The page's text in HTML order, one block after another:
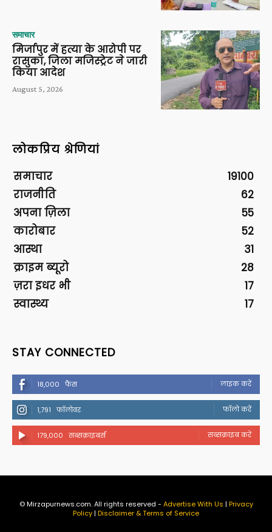
समाचार
मिर्जापुर में हत्या के आरोपी पर
रासुका, जिला मजिस्ट्रेट ने जारी
किया आदेश
August 5, 2026
लोकप्रिय श्रेणियां
समाचार
19100
राजनीति
62
अपना ज़िला
55
कारोबार
52
आस्था
31
क्राइम ब्यूरो
28
ज़रा इधर भी
17
स्वास्थ्य
17
STAY CONNECTED
18,000 फैंस लाइक करें
1,791 फॉलोवर फॉलो करें
179,000 सब्सक्राइबर्स सब्सक्राइब करें
© Mirzapurnews.com. All rights reserved - Advertise With Us | Privacy
Policy| Disclaimer & Terms of Service